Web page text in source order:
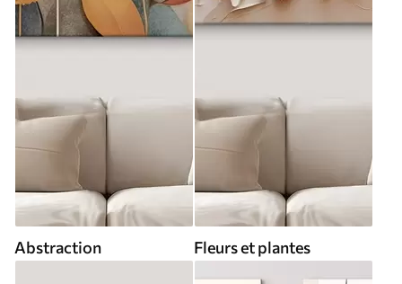
Abstraction Fleurs et plantes